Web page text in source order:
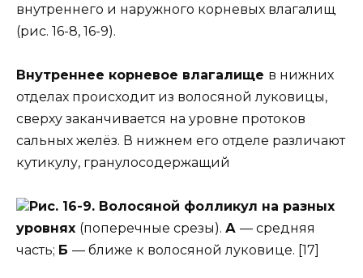
внутреннего и наружного корневых влагалищ
(рис. 16-8, 16-9).
Внутреннее корневое влагалище в нижних
отделах происходит из волосяной луковицы,
сверху заканчивается на уровне протоков
сальных желёз. В нижнем его отделе различают
кутикулу, гранулосодержащий
Рис. 16-9. Волосяной фолликул на разных
уровнях (поперечные срезы). А — средняя
часть; Б — ближе к волосяной луковице. [17]